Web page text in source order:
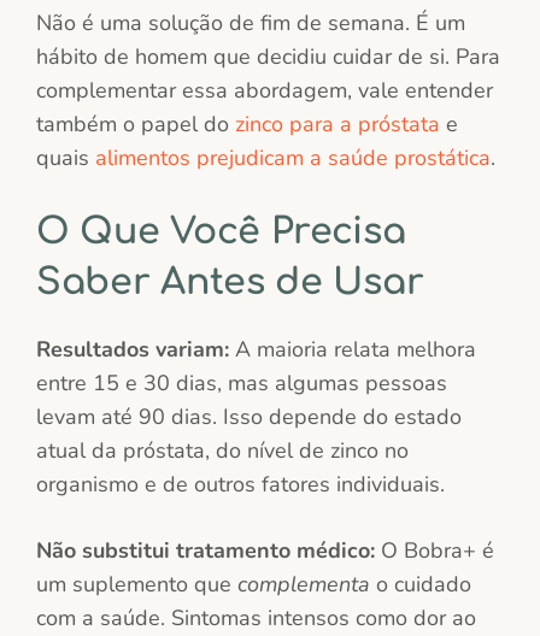
Não é uma solução de fim de semana. É um
hábito de homem que decidiu cuidar de si. Para
complementar essa abordagem, vale entender
também o papel do zinco para a próstata e
quais alimentos prejudicam a saúde prostática.
O Que Você Precisa
Saber Antes de Usar
Resultados variam: A maioria relata melhora
entre 15 e 30 dias, mas algumas pessoas
levam até 90 dias. Isso depende do estado
atual da próstata, do nível de zinco no
organismo e de outros fatores individuais.
Não substitui tratamento médico: O Bobra+ é
um suplemento que complementa o cuidado
com a saúde. Sintomas intensos como dor ao